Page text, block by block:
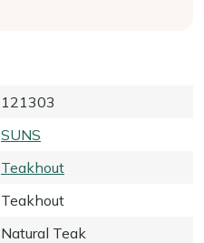
121303
SUNS
Teakhout
Teakhout
Natural Teak